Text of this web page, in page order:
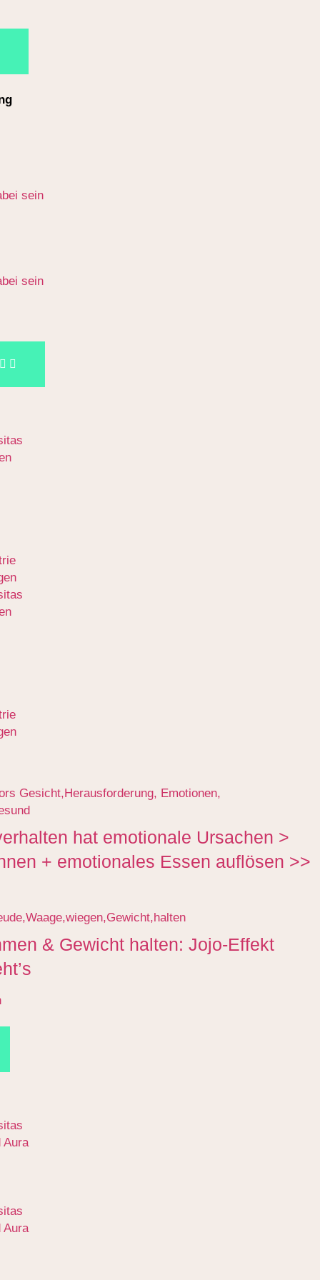
sein
sein
hat emotionale Ursachen >
+ emotionales Essen auflösen >>
& Gewicht halten: Jojo-Effekt
Aura
Aura